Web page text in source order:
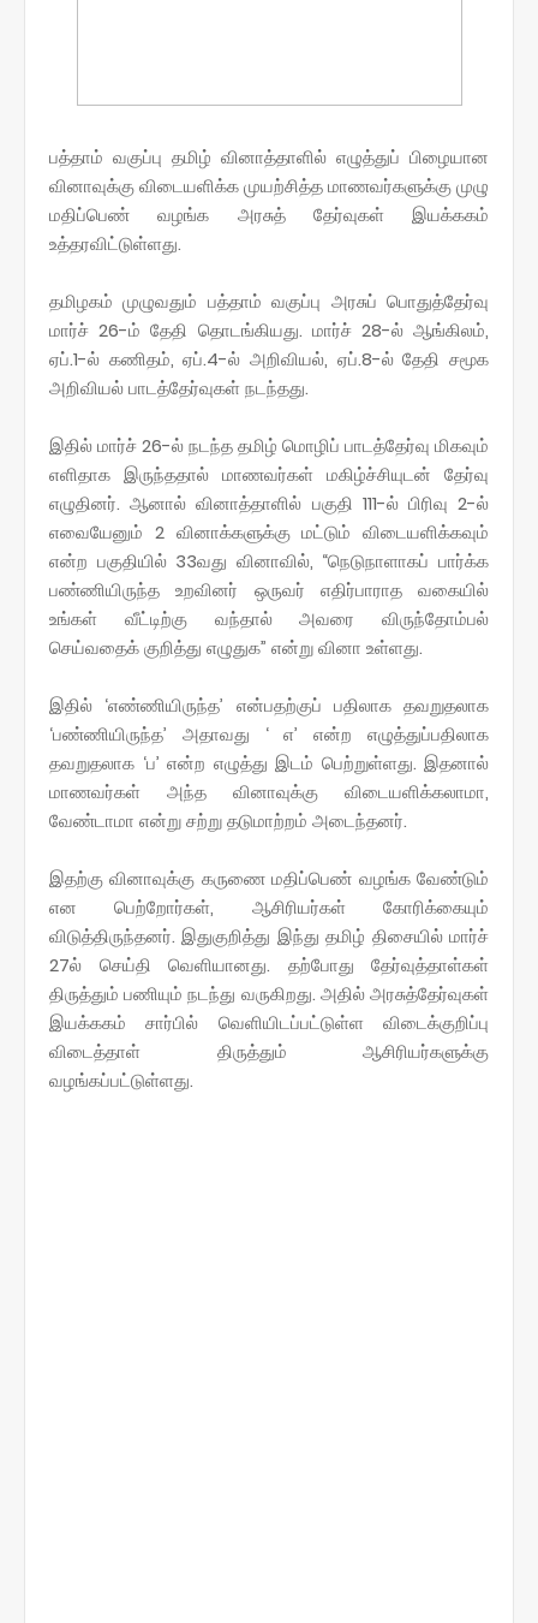
பத்தாம் வகுப்பு தமிழ் வினாத்தாளில் எழுத்துப் பிழையான
வினாவுக்கு விடையளிக்க முயற்சித்த மாணவர்களுக்கு முழு
மதிப்பெண் வழங்க அரசுத் தேர்வுகள் இயக்ககம்
உத்தரவிட்டுள்ளது.
தமிழகம் முழுவதும் பத்தாம் வகுப்பு அரசுப் பொதுத்தேர்வு
மார்ச் 26-ம் தேதி தொடங்கியது. மார்ச் 28-ல் ஆங்கிலம்,
ஏப்.1-ல் கணிதம், ஏப்.4-ல் அறிவியல், ஏப்.8-ல் தேதி சமூக
அறிவியல் பாடத்தேர்வுகள் நடந்தது.
இதில் மார்ச் 26-ல் நடந்த தமிழ் மொழிப் பாடத்தேர்வு மிகவும்
எளிதாக இருந்ததால் மாணவர்கள் மகிழ்ச்சியுடன் தேர்வு
எழுதினர். ஆனால் வினாத்தாளில் பகுதி 111-ல் பிரிவு 2-ல்
எவையேனும் 2 வினாக்களுக்கு மட்டும் விடையளிக்கவும்
என்ற பகுதியில் 33வது வினாவில், “நெடுநாளாகப் பார்க்க
பண்ணியிருந்த உறவினர் ஒருவர் எதிர்பாராத வகையில்
உங்கள் வீட்டிற்கு வந்தால் அவரை விருந்தோம்பல்
செய்வதைக் குறித்து எழுதுக” என்று வினா உள்ளது.
இதில் ‘எண்ணியிருந்த’ என்பதற்குப் பதிலாக தவறுதலாக
‘பண்ணியிருந்த’ அதாவது ‘ எ’ என்ற எழுத்துப்பதிலாக
தவறுதலாக ‘ப’ என்ற எழுத்து இடம் பெற்றுள்ளது. இதனால்
மாணவர்கள் அந்த வினாவுக்கு விடையளிக்கலாமா,
வேண்டாமா என்று சற்று தடுமாற்றம் அடைந்தனர்.
இதற்கு வினாவுக்கு கருணை மதிப்பெண் வழங்க வேண்டும்
என பெற்றோர்கள், ஆசிரியர்கள் கோரிக்கையும்
விடுத்திருந்தனர். இதுகுறித்து இந்து தமிழ் திசையில் மார்ச்
27ல் செய்தி வெளியானது. தற்போது தேர்வுத்தாள்கள்
திருத்தும் பணியும் நடந்து வருகிறது. அதில் அரசுத்தேர்வுகள்
இயக்ககம் சார்பில் வெளியிடப்பட்டுள்ள விடைக்குறிப்பு
விடைத்தாள் திருத்தும் ஆசிரியர்களுக்கு
வழங்கப்பட்டுள்ளது.